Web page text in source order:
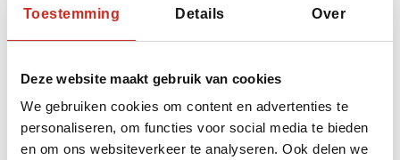
Toestemming Details Over
Deze website maakt gebruik van cookies
We gebruiken cookies om content en advertenties te
personaliseren, om functies voor social media te bieden
en om ons websiteverkeer te analyseren. Ook delen we
Gelegen aan de zuidkant van het meer, vlakbij
Tosor, is deze kloof beroemd om zijn
felgekleurde rotsformaties die lijken op